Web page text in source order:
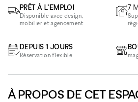
PRÊT À L'EMPLOI
Disponible avec design,
mobilier et agencement
DEPUIS 1 JOURS
Réservation flexible
7
À PROPOS DE CET